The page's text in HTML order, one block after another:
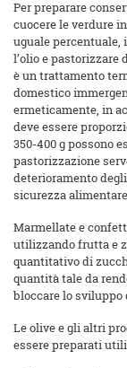
Per preparare
cuocere le verdure
uguale percentuale,
l’olio e pastorizzare
è un trattamento
domestico
ermeticamente, in
deve essere
350-400 g possono
pastorizzazione
deterioramento
sicurezza
Marmellate e
utilizzando frutta e
quantitativo di
quantità tale da
bloccare lo
Le olive e gli altri
essere preparati